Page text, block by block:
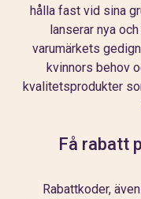
hålla fast vid sina
lanserar nya
varumärkets
kvinnors behov
kvalitetsprodukter
Få rabatt
Rabattkoder,